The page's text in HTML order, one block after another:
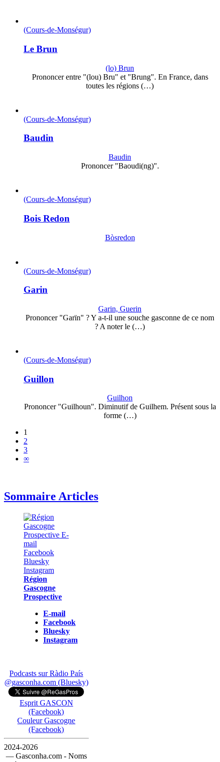
(Cours-de-Monségur)
Le Brun
(lo) Brun
Prononcer entre "(lou) Bru" et "Brung". En France, dans
toutes les régions (…)
(Cours-de-Monségur)
Baudin
Baudin
Prononcer "Baoudi(ng)".
(Cours-de-Monségur)
Bois Redon
Bòsredon
(Cours-de-Monségur)
Garin
Garin, Guerin
Prononcer "Garïn" ? Y a-t-il une souche gasconne de ce nom
? A noter le (…)
(Cours-de-Monségur)
Guillon
Guilhon
Prononcer "Guilhoun". Diminutif de Guilhem. Présent sous la
forme (…)
1
2
3
∞
Sommaire Articles
Région
Gascogne
Prospective
E-mail
Facebook
Bluesky
Instagram
Podcasts sur Ràdio País
@gasconha.com (Bluesky)
Esprit GASCON
(Facebook)
Couleur Gascogne
(Facebook)
2024-2026
— Gasconha.com - Noms